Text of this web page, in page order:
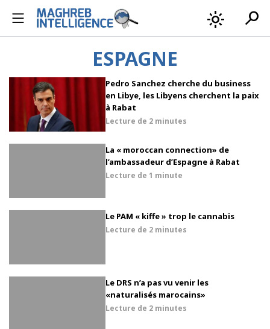
light_mode search
ESPAGNE
Pedro Sanchez cherche du business
en Libye, les Libyens cherchent la paix
à Rabat
Lecture de 2 minutes
La « moroccan connection» de
l’ambassadeur d’Espagne à Rabat
Lecture de 1 minute
Le PAM « kiffe » trop le cannabis
Lecture de 2 minutes
Le DRS n’a pas vu venir les
«naturalisés marocains»
Lecture de 2 minutes